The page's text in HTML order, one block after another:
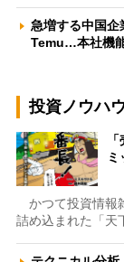
急増する中国
Temu…本社機
投資ノウハ
ミ
かつて投資情報
詰め込まれた「天